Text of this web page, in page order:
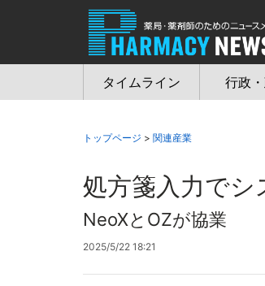
タイムライン 行政
トップページ > 関連産業
処方箋入力でシ
NeoXとOZが協業
2025/5/22 18:21